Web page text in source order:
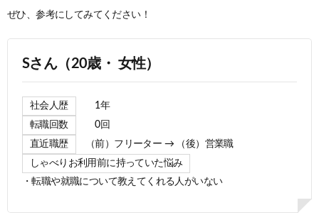
ぜひ、参考にしてみてください！
Sさん（20歳・ 女性）
社会人歴
1年
転職回数
0回
直近職歴
（前）フリーター → （後）営業職
しゃべりお利用前に持っていた悩み
・転職や就職について教えてくれる人がいない